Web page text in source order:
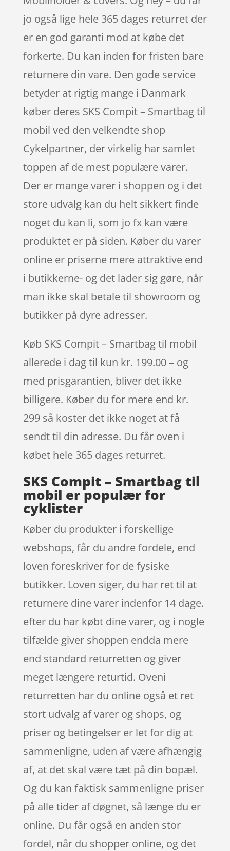
jo også lige hele 365 dages returret der
er en god garanti mod at købe det
forkerte. Du kan inden for fristen bare
returnere din vare. Den gode service
betyder at rigtig mange i Danmark
køber deres SKS Compit – Smartbag til
mobil ved den velkendte shop
Cykelpartner, der virkelig har samlet
toppen af de mest populære varer.
Der er mange varer i shoppen og i det
store udvalg kan du helt sikkert finde
noget du kan li, som jo fx kan være
produktet er på siden. Køber du varer
online er priserne mere attraktive end
i butikkerne- og det lader sig gøre, når
man ikke skal betale til showroom og
butikker på dyre adresser.
Køb SKS Compit – Smartbag til mobil
allerede i dag til kun kr. 199.00 – og
med prisgarantien, bliver det ikke
billigere. Køber du for mere end kr.
299 så koster det ikke noget at få
sendt til din adresse. Du får oven i
købet hele 365 dages returret.
SKS Compit – Smartbag til
mobil er populær for
cyklister
Køber du produkter i forskellige
webshops, får du andre fordele, end
loven foreskriver for de fysiske
butikker. Loven siger, du har ret til at
returnere dine varer indenfor 14 dage.
efter du har købt dine varer, og i nogle
tilfælde giver shoppen endda mere
end standard returretten og giver
meget længere returtid. Oveni
returretten har du online også et ret
stort udvalg af varer og shops, og
priser og betingelser er let for dig at
sammenligne, uden af være afhængig
af, at det skal være tæt på din bopæl.
Og du kan faktisk sammenligne priser
på alle tider af døgnet, så længe du er
online. Du får også en anden stor
fordel, når du shopper online, og det